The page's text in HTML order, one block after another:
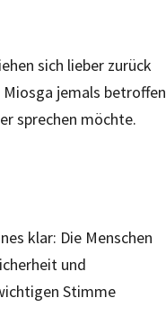
sich lieber zurück
jemals betroffen
sprechen möchte.
klar: Die Menschen
und
Stimme